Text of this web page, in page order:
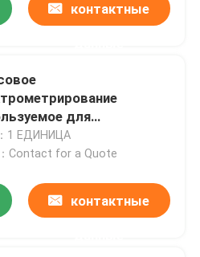
контактные
для
почвы,
воды
1 ЕДИНИЦА
Contact for a Quote
контактные